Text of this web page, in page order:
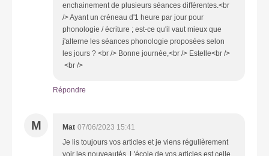
enchainement de plusieurs séances différentes.<br
/> Ayant un créneau d'1 heure par jour pour
phonologie / écriture ; est-ce qu'il vaut mieux que
j'alterne les séances phonologie proposées selon
les jours ? <br /> Bonne journée,<br /> Estelle<br />
<br />
Répondre
M Mat 07/06/2023 15:41
Je lis toujours vos articles et je viens régulièrement
voir les nouveautés. L'école de vos articles est celle